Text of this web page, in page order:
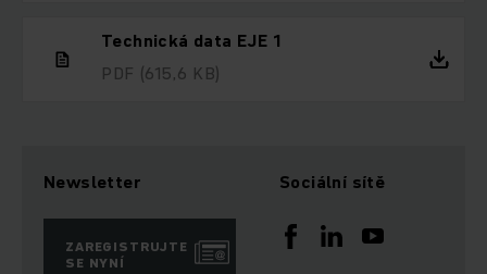
Technická data EJE 1
PDF (615,6 KB)
Newsletter
ZAREGISTRUJTE
SE NYNÍ
Sociální sítě